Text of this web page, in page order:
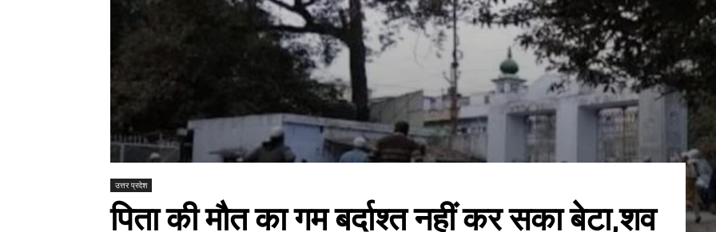
उत्तर प्रदेश
पिता की मौत का गम बर्दाश्त नहीं कर सका बेटा,शव